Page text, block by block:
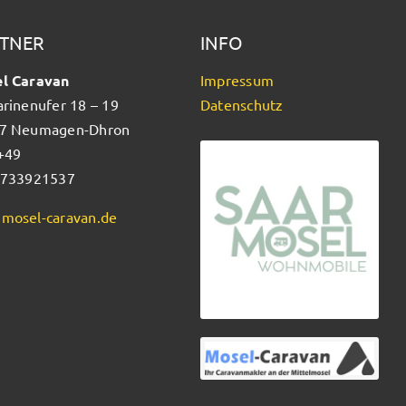
Caravan
18 – 19
Neumagen-Dhron
caravan.de
INFO
Impressum
Datenschutz